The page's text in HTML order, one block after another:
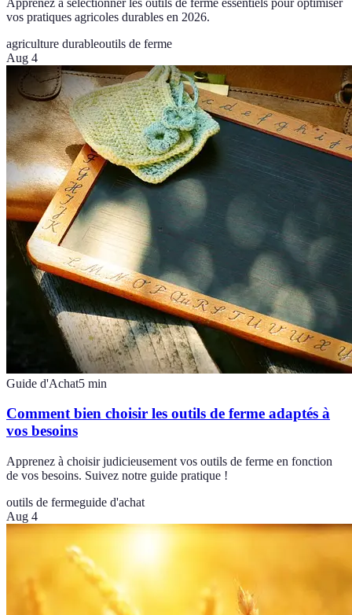
vos pratiques agricoles durables en 2026.
agriculture durableoutils de ferme
Aug 4
Guide d'Achat5 min
Comment bien choisir les outils de ferme adaptés à
vos besoins
Apprenez à choisir judicieusement vos outils de ferme en fonction
de vos besoins. Suivez notre guide pratique !
outils de fermeguide d'achat
Aug 4